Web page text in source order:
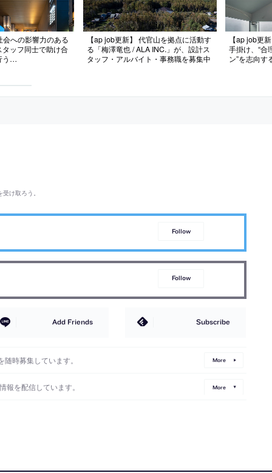
への影響力のある
ッフ同士で助け合
【ap job更新】 代官山を拠点に活動す
る「梅澤竜也 / ALA INC.」が、設計ス
タッフ・アルバイト・事務職を募集中
【ap job更
手掛け、“合
ン”を志向す
け取ろう。
Follow
Follow
Add Friends Subscribe
時募集しています。 More
報を配信しています。 More